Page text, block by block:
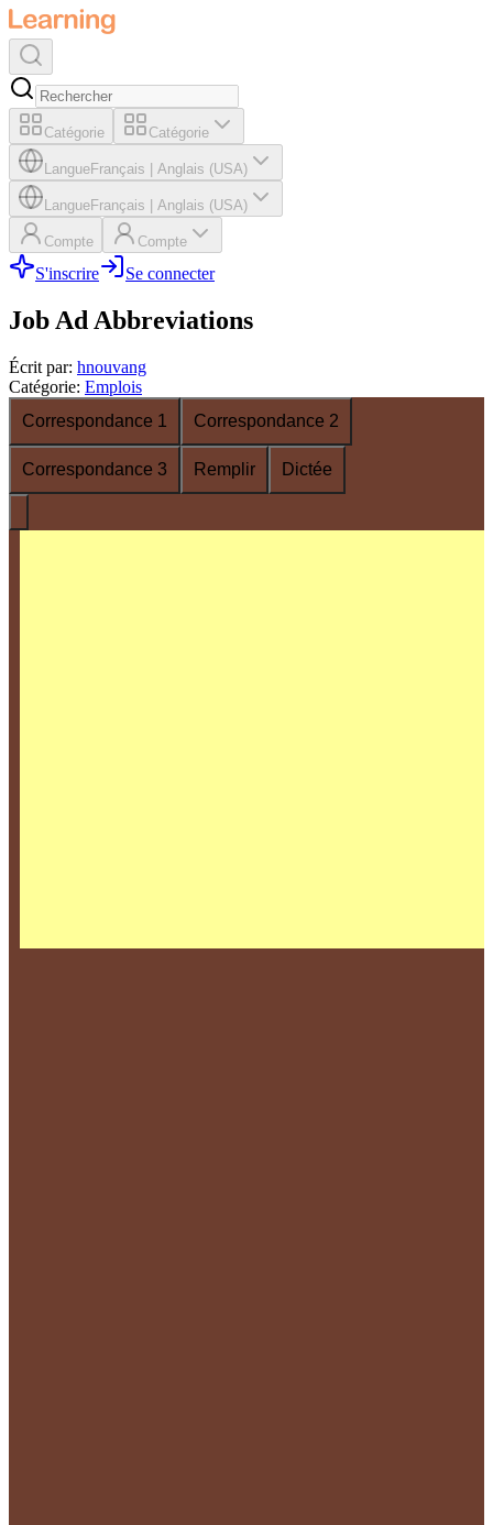
Catégorie Catégorie
LangueFrançais Anglais (USA)
LangueFrançais Anglais (USA)
Compte Compte
S'inscrire Se connecter
Job Ad Abbreviations
Écrit par: hnouvang
Catégorie: Emplois
Correspondance 1
Correspondance 2
Correspondance 3 Remplir Dictée